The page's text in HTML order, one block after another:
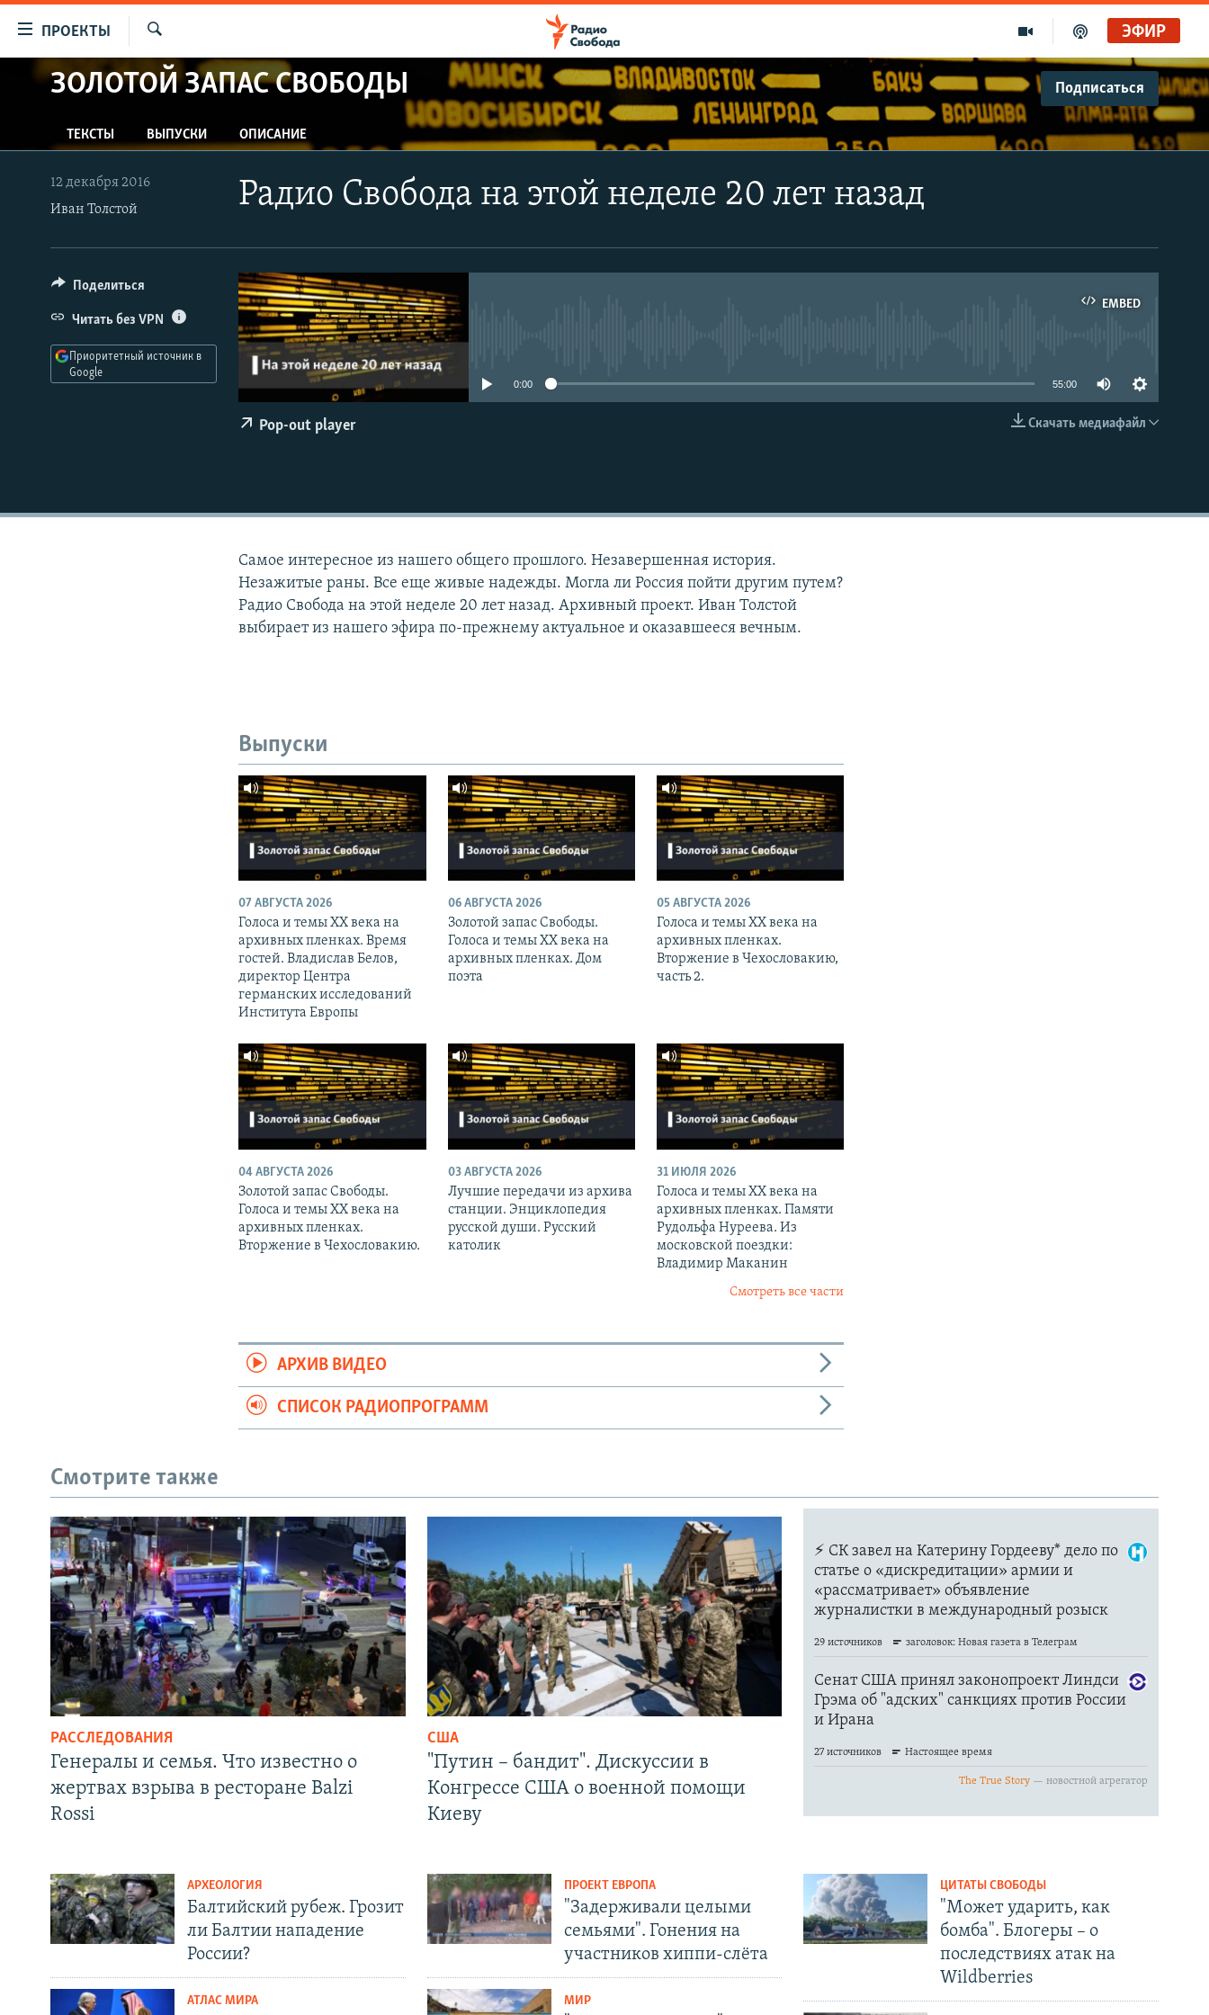
упрощенного
Вернуться
к
основному
содержанию
навигации
Вернутся
ПРОЕКТЫ
ПРОГРАММЫ
АВТОРСКИЕ ПРОЕКТЫ
ЦИТАТЫ СВОБОДЫ
МНЕНИЯ
КУЛЬТУРА
IDEL.РЕАЛИИ
КАВКАЗ.РЕАЛИИ
СЕВЕР.РЕАЛИИ
СИБИРЬ.РЕАЛИИ
ЭФИР
ЗОЛОТОЙ ЗАПАС СВОБОДЫ Подписаться
CastBox
ТЕКСТЫ ВЫПУСКИ ОПИСАНИЕ
Радио Свобода на этой неделе 20 лет назад
12 декабря 2016
Иван Толстой
EMBED
EMBED
0:00 55:00
Скачать медиафайл
Pop-out player
Поделиться
Читать без VPN
Приоритетный источник в
Google
Самое интересное из нашего общего прошлого. Незавершенная история.
Незажитые раны. Все еще живые надежды. Могла ли Россия пойти другим путем?
Радио Свобода на этой неделе 20 лет назад. Архивный проект. Иван Толстой
выбирает из нашего эфира по-прежнему актуальное и оказавшееся вечным.
Выпуски
07 АВГУСТА 2026
Голоса и темы XX века на
архивных пленках. Время
гостей. Владислав Белов,
директор Центра
германских исследований
Института Европы
06 АВГУСТА 2026
Золотой запас Свободы.
Голоса и темы XX века на
архивных пленках. Дом
поэта
05 АВГУСТА 2026
Голоса и темы XX века на
архивных пленках.
Вторжение в Чехословакию,
часть 2.
04 АВГУСТА 2026
Золотой запас Свободы.
Голоса и темы XX века на
архивных пленках.
Вторжение в Чехословакию.
03 АВГУСТА 2026
Лучшие передачи из архива
станции. Энциклопедия
русской души. Русский
католик
31 ИЮЛЯ 2026
Голоса и темы XX века на
архивных пленках. Памяти
Рудольфа Нуреева. Из
московской поездки:
Владимир Маканин
Смотреть все части
АРХИВ ВИДЕО
СПИСОК РАДИОПРОГРАММ
Смотрите также
РАССЛЕДОВАНИЯ
Генералы и семья. Что известно о
жертвах взрыва в ресторане Balzi
Rossi
США
"Путин – бандит". Дискуссии в
Конгрессе США о военной помощи
Киеву
АРХЕОЛОГИЯ
Балтийский рубеж. Грозит
ли Балтии нападение
России?
АТЛАС МИРА
ПРОЕКТ ЕВРОПА
"Задерживали целыми
семьями". Гонения на
участников хиппи-слёта
МИР
ЦИТАТЫ СВОБОДЫ
"Может ударить, как
бомба". Блогеры – о
последствиях атак на
Wildberries